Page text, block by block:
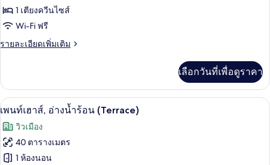
นท์
เฮา
ส์,
1 เตียงควีนไซส์
Wi-Fi ฟรี
รายละเอียดเพิ่มเติม
ราย
เกี่ยว
กับ
เพ
เฮา
ส์,
ระเบียง
เลือกวันที่เพื่อดูราคา
เปิด
ภาพถ่าย
ทั้งหมด
ของ
เพนท์เฮาส์, อ่างน้ำร้อน (Terrace) | เ
10
เพนท์เฮาส์, อ่างน้ำร้อน (Terrace)
วิวเมือง
40 ตารางเมตร
1 ห้องนอน